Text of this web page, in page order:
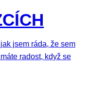
jsem ráda, že sem
radost, když se